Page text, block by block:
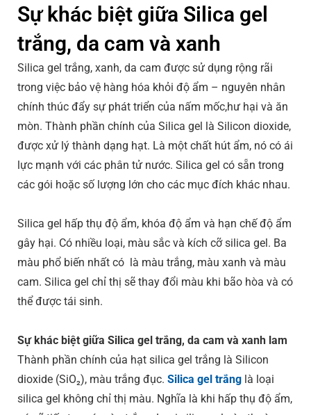
Sự khác biệt giữa Silica gel
trắng, da cam và xanh
Silica gel trắng, xanh, da cam được sử dụng rộng rãi
trong việc bảo vệ hàng hóa khỏi độ ẩm – nguyên nhân
chính thúc đẩy sự phát triển của nấm mốc,hư hại và ăn
mòn. Thành phần chính của Silica gel là Silicon dioxide,
được xử lý thành dạng hạt. Là một chất hút ẩm, nó có ái
lực mạnh với các phân tử nước. Silica gel có sẵn trong
các gói hoặc số lượng lớn cho các mục đích khác nhau.
Silica gel hấp thụ độ ẩm, khóa độ ẩm và hạn chế độ ẩm
gây hại. Có nhiều loại, màu sắc và kích cỡ silica gel. Ba
màu phổ biến nhất có là màu trắng, màu xanh và màu
cam. Silica gel chỉ thị sẽ thay đổi màu khi bão hòa và có
thể được tái sinh.
Sự khác biệt giữa Silica gel trắng, da cam và xanh lam
Thành phần chính của hạt silica gel trắng là Silicon
dioxide (SiO₂), màu trắng đục. Silica gel trắng là loại
silica gel không chỉ thị màu. Nghĩa là khi hấp thụ độ ẩm,